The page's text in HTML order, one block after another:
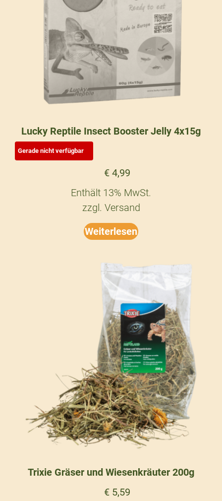
Lucky Reptile Insect Booster Jelly 4x15g
€ 4,99
Enthält 13% MwSt.
zzgl. Versand
Weiterlesen
Trixie Gräser und Wiesenkräuter 200g
€ 5,59